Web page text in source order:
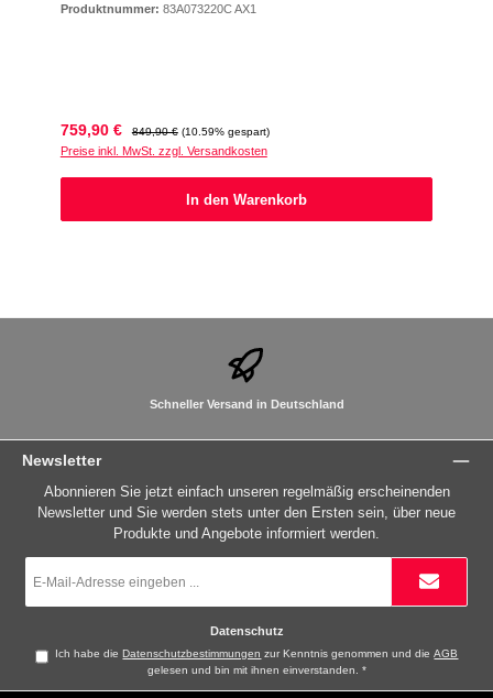
Produktnummer: 83A073220C AX1
Verkaufspreis:
759,90 € Regulärer Preis:
849,90 € (10.59% gespart)
Preise inkl. MwSt. zzgl. Versandkosten
In den Warenkorb
Schneller Versand in Deutschland
Newsletter
Abonnieren Sie jetzt einfach unseren regelmäßig erscheinenden
Newsletter und Sie werden stets unter den Ersten sein, über neue
Produkte und Angebote informiert werden.
Mail-
Adresse
Datenschutz
Ich habe dieDatenschutzbestimmungen zur Kenntnis genommen und dieAGB
gelesen und bin mit ihnen einverstanden.*